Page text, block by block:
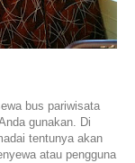
bus pariwisata
gunakan. Di
tentunya akan
atau pengguna